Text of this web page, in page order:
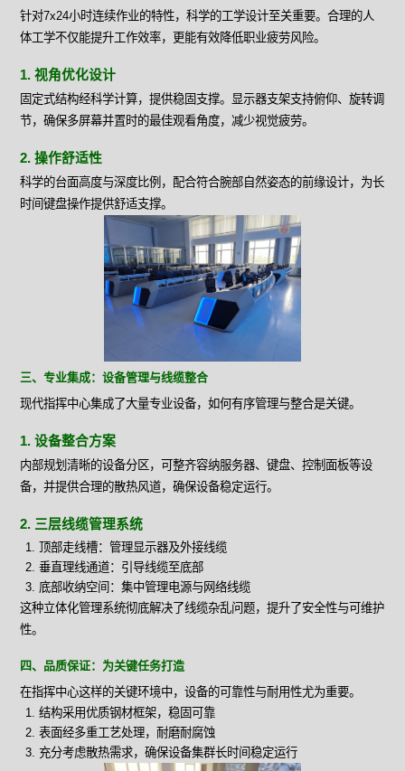
针对7x24小时连续作业的特性，科学的工学设计至关重要。合理的人
体工学不仅能提升工作效率，更能有效降低职业疲劳风险。
1. 视角优化设计
固定式结构经科学计算，提供稳固支撑。显示器支架支持俯仰、旋转调
节，确保多屏幕并置时的最佳观看角度，减少视觉疲劳。
2. 操作舒适性
科学的台面高度与深度比例，配合符合腕部自然姿态的前缘设计，为长
时间键盘操作提供舒适支撑。
三、专业集成：设备管理与线缆整合
现代指挥中心集成了大量专业设备，如何有序管理与整合是关键。
1. 设备整合方案
内部规划清晰的设备分区，可整齐容纳服务器、键盘、控制面板等设
备，并提供合理的散热风道，确保设备稳定运行。
2. 三层线缆管理系统
顶部走线槽：管理显示器及外接线缆
垂直理线通道：引导线缆至底部
底部收纳空间：集中管理电源与网络线缆
这种立体化管理系统彻底解决了线缆杂乱问题，提升了安全性与可维护
性。
四、品质保证：为关键任务打造
在指挥中心这样的关键环境中，设备的可靠性与耐用性尤为重要。
结构采用优质钢材框架，稳固可靠
表面经多重工艺处理，耐磨耐腐蚀
充分考虑散热需求，确保设备集群长时间稳定运行